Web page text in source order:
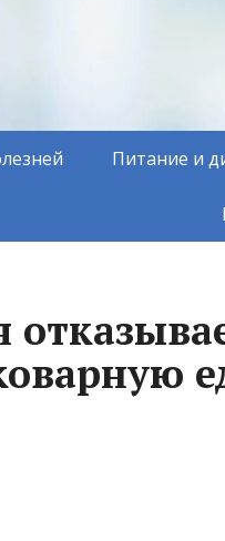
Питание и